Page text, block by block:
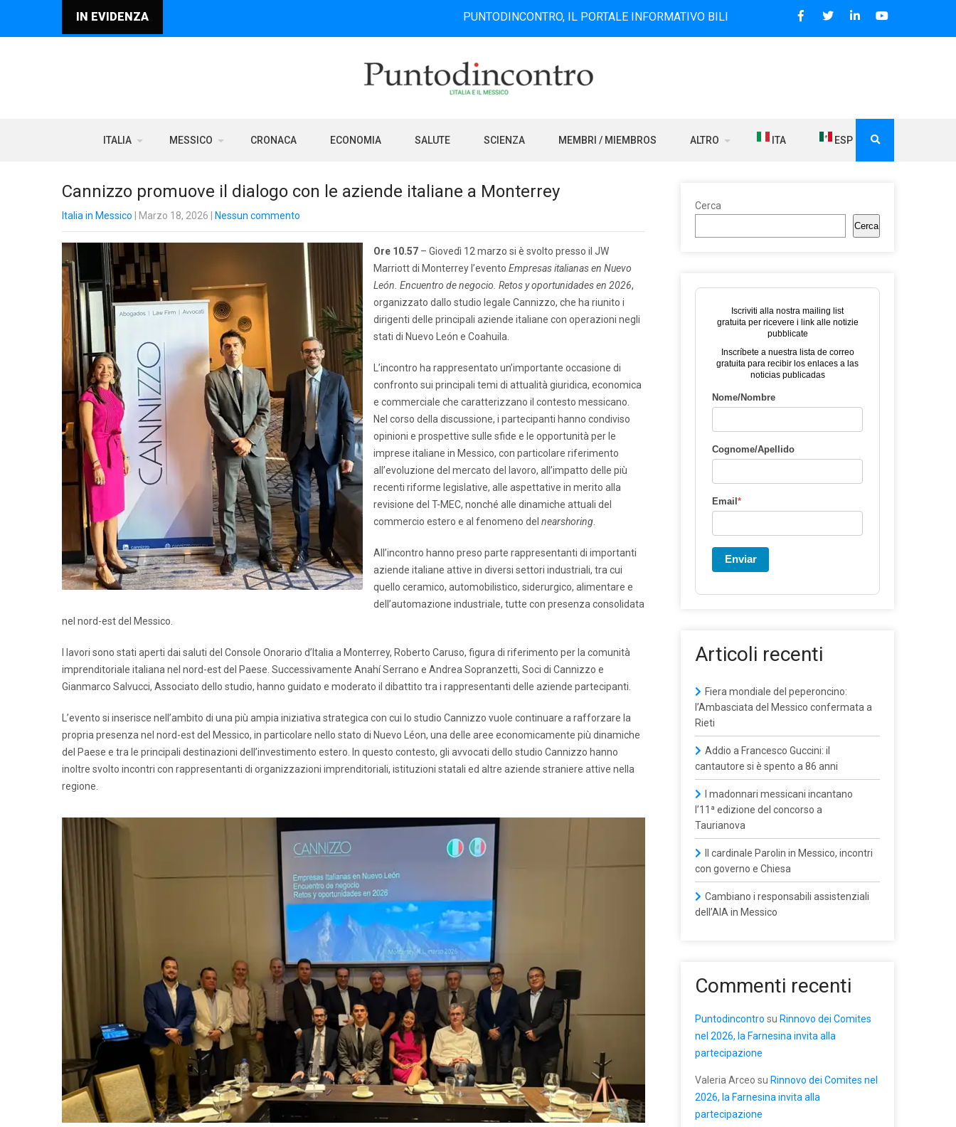
IN EVIDENZA PUNTODINCONTRO, IL PORTALE INFORMATIVO BILINGUE CHE DAL 2006 DIFFONDE NOTIZIE SUI
ITALIA MESSICO CRONACA ECONOMIA SALUTE SCIENZA MEMBRI / MIEMBROS ALTRO ITA ESP
Cannizzo promuove il dialogo con le aziende italiane a Monterrey
Italia in Messico | Marzo 18, 2026 Nessun commento
Ore 10.57 – Giovedì 12 marzo si è svolto presso il JW
Marriott di Monterrey l’evento Empresas italianas en Nuevo
León. Encuentro de negocio. Retos y oportunidades en 2026,
organizzato dallo studio legale Cannizzo, che ha riunito i
dirigenti delle principali aziende italiane con operazioni negli
stati di Nuevo León e Coahuila.
L’incontro ha rappresentato un’importante occasione di
confronto sui principali temi di attualità giuridica, economica
e commerciale che caratterizzano il contesto messicano.
Nel corso della discussione, i partecipanti hanno condiviso
opinioni e prospettive sulle sfide e le opportunità per le
imprese italiane in Messico, con particolare riferimento
all’evoluzione del mercato del lavoro, all’impatto delle più
recenti riforme legislative, alle aspettative in merito alla
revisione del T-MEC, nonché alle dinamiche attuali del
commercio estero e al fenomeno del nearshoring
All’incontro hanno preso parte rappresentanti di importanti
aziende italiane attive in diversi settori industriali, tra cui
quello ceramico, automobilistico, siderurgico, alimentare e
dell’automazione industriale, tutte con presenza consolidata
nel nord-est del Messico.
I lavori sono stati aperti dai saluti del Console Onorario d’Italia a Monterrey, Roberto Caruso, figura di riferimento per la comunità
imprenditoriale italiana nel nord-est del Paese. Successivamente Anahí Serrano e Andrea Sopranzetti, Soci di Cannizzo e
Gianmarco Salvucci, Associato dello studio, hanno guidato e moderato il dibattito tra i rappresentanti delle aziende partecipanti.
L’evento si inserisce nell’ambito di una più ampia iniziativa strategica con cui lo studio Cannizzo vuole continuare a rafforzare la
propria presenza nel nord-est del Messico, in particolare nello stato di Nuevo Léon, una delle aree economicamente più dinamiche
del Paese e tra le principali destinazioni dell’investimento estero. In questo contesto, gli avvocati dello studio Cannizzo hanno
inoltre svolto incontri con rappresentanti di organizzazioni imprenditoriali, istituzioni statali ed altre aziende straniere attive nella
regione.
Cerca
Cerca
Iscriviti alla nostra mailing list
gratuita per ricevere i link alle notizie
pubblicate
Inscríbete a nuestra lista de correo
gratuita para recibir los enlaces a las
noticias publicadas
Nome/Nombre
Cognome/Apellido
Email *
Enviar
Articoli recenti
Fiera mondiale del peperoncino:
l’Ambasciata del Messico confermata a
Rieti
Addio a Francesco Guccini: il
cantautore si è spento a 86 anni
I madonnari messicani incantano
l’11ª edizione del concorso a
Taurianova
Il cardinale Parolin in Messico, incontri
con governo e Chiesa
Cambiano i responsabili assistenziali
dell’AIA in Messico
Commenti recenti
Puntodincontro su Rinnovo dei Comites
nel 2026, la Farnesina invita alla
partecipazione
Valeria Arceo su Rinnovo dei Comites nel
2026, la Farnesina invita alla
partecipazione